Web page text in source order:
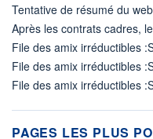
Tentative de résumé du
Après les contrats cadres,
File des amix irréductibles
File des amix irréductibles
File des amix irréductibles
PAGES LES PLUS